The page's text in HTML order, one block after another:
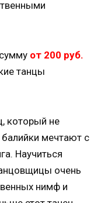
от 200 руб.
танцы
который не
мечтают с
Научиться
очень
нимф и